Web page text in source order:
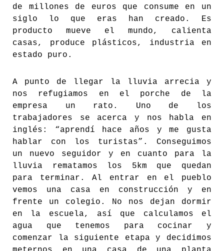
de millones de euros que consume en un
siglo lo que eras han creado. Es
producto mueve el mundo, calienta
casas, produce plásticos, industria en
estado puro.
A punto de llegar la lluvia arrecia y
nos refugiamos en el porche de la
empresa un rato. Uno de los
trabajadores se acerca y nos habla en
inglés: “aprendí hace años y me gusta
hablar con los turistas”. Conseguimos
un nuevo seguidor y en cuanto para la
lluvia rematamos los 5km que quedan
para terminar. Al entrar en el pueblo
vemos una casa en construcción y en
frente un colegio. No nos dejan dormir
en la escuela, así que calculamos el
agua que tenemos para cocinar y
comenzar la siguiente etapa y decidimos